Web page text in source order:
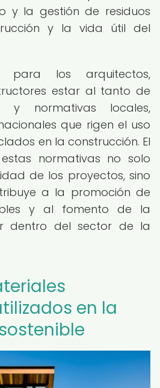
y la gestión de residuos
y la vida útil del
para los arquitectos,
estar al tanto de
y normativas locales,
que rigen el uso
en la construcción. El
normativas no solo
de los proyectos, sino
a la promoción de
y al fomento de la
dentro del sector de la
en la